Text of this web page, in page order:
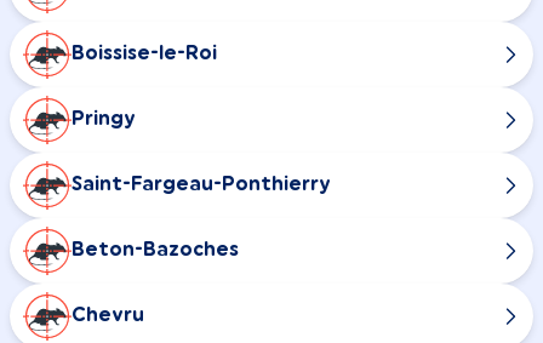
Boissise-le-Roi
Pringy
Saint-Fargeau-Ponthierry
Beton-Bazoches
Chevru